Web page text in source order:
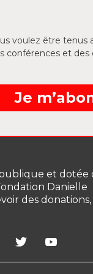
voulez être tenus
conférences et
Je
et dotée
Danielle
des